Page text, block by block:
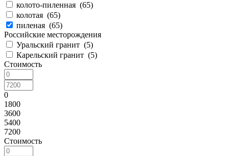
колото-пиленная (65)
колотая (65)
пиленая (65)
Российские месторождения
Уральский гранит (5)
Карельский гранит (5)
Стоимость
0
1800
3600
5400
7200
Стоимость